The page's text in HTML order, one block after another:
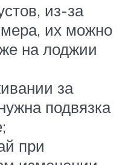
из-за
их можно
на лоджии
за
подвязка
при